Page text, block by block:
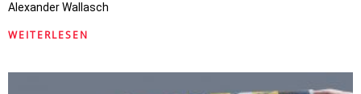
Alexander Wallasch
WEITERLESEN